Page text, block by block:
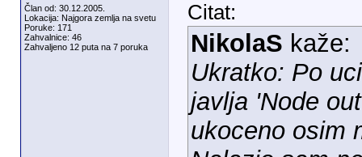
Član od: 30.12.2005.
Lokacija: Najgora zemlja na svetu
Poruke: 171
Zahvalnice: 46
Zahvaljeno 12 puta na 7 poruka
Citat:
NikolaS kaže:
Ukratko: Po
javlja 'Node
ukoceno osim